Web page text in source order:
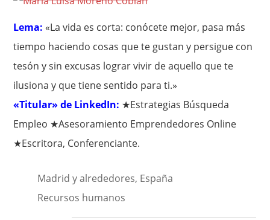
Lema: «La vida es corta: conócete mejor, pasa más
tiempo haciendo cosas que te gustan y persigue con
tesón y sin excusas lograr vivir de aquello que te
ilusiona y que tiene sentido para ti.»
«Titular» de LinkedIn: ★Estrategias Búsqueda
Empleo ★Asesoramiento Emprendedores Online
★Escritora, Conferenciante.
Madrid y alrededores, España
Recursos humanos